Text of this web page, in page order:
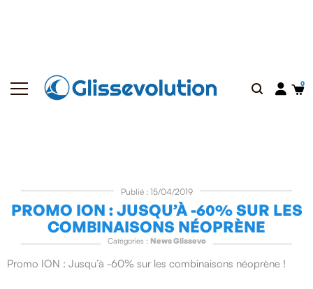
Publié : 15/04/2019
PROMO ION : JUSQU’À -60% SUR LES
COMBINAISONS NÉOPRÈNE
Catégories : News Glissevo
Promo ION : Jusqu’à -60% sur les combinaisons néoprène !